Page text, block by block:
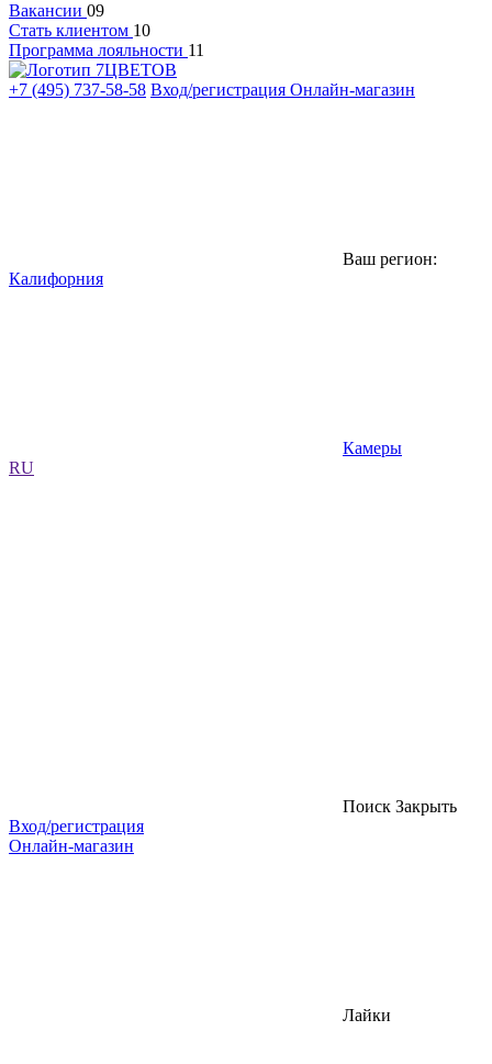
Вакансии 09
Стать клиентом 10
Программа лояльности 11
+7 (495) 737-58-58 Вход/регистрация Онлайн-магазин
Ваш регион:
Калифорния
Камеры
RU
Поиск Закрыть
Вход/регистрация
Онлайн-магазин
Лайки